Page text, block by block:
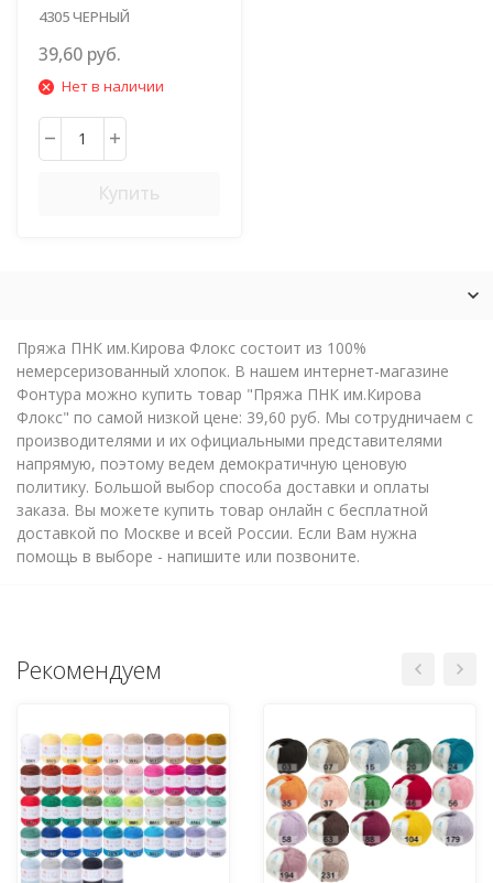
4305 ЧЕРНЫЙ
39,60 руб.
Нет в наличии
Купить
Пряжа ПНК им.Кирова Флокс состоит из 100%
немерсеризованный хлопок. В нашем интернет-магазине
Фонтура можно купить товар "Пряжа ПНК им.Кирова
Флокс" по самой низкой цене: 39,60 руб. Мы сотрудничаем с
производителями и их официальными представителями
напрямую, поэтому ведем демократичную ценовую
политику. Большой выбор способа доставки и оплаты
заказа. Вы можете купить товар онлайн с бесплатной
доставкой по Москве и всей России. Если Вам нужна
помощь в выборе - напишите или позвоните.
Рекомендуем